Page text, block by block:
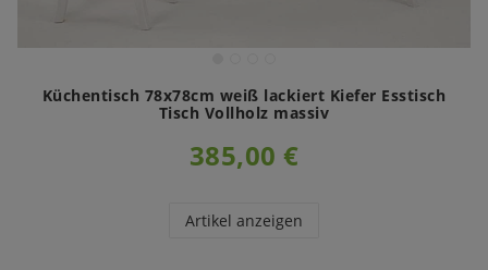
Küchentisch 78x78cm weiß lackiert Kiefer Esstisch
Tisch Vollholz massiv
385,00 €
Artikel anzeigen